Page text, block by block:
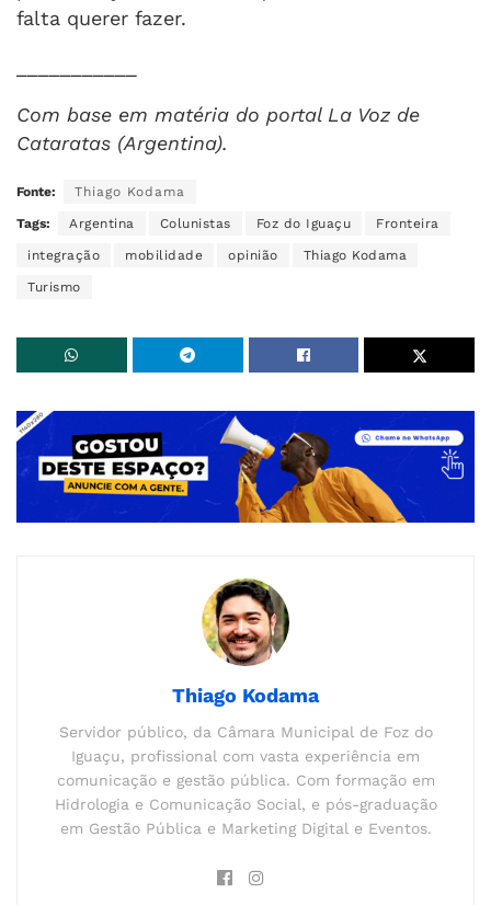
falta querer fazer.
Com base em matéria do portal La Voz de
Cataratas (Argentina).
Fonte: Thiago Kodama
Tags: Argentina Colunistas Foz do Iguaçu Fronteira
integração mobilidade opinião Thiago Kodama
Turismo
Thiago Kodama
Servidor público, da Câmara Municipal de Foz do
Iguaçu, profissional com vasta experiência em
comunicação e gestão pública. Com formação em
Hidrologia e Comunicação Social, e pós-graduação
em Gestão Pública e Marketing Digital e Eventos.